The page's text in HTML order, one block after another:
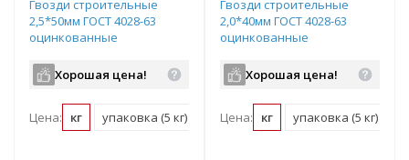
Гвозди строительные
2,5*50мм ГОСТ 4028-63
оцинкованные
Хорошая цена!
Цена: кг упаковка (5 кг)
Гвозди строительные
2,0*40мм ГОСТ 4028-63
оцинкованные
Хорошая цена!
Цена: кг упаковка (5 кг)